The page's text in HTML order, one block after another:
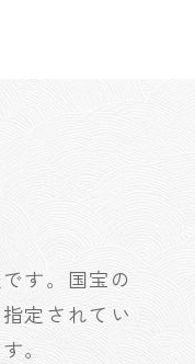
す。国宝の
定されてい
。